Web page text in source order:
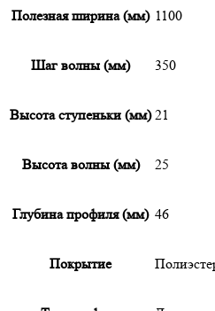
Полезная ширина (мм) 1100
Шаг волны (мм) 350
Высота ступеньки (мм) 21
Высота волны (мм) 25
Глубина профиля (мм) 46
Покрытие